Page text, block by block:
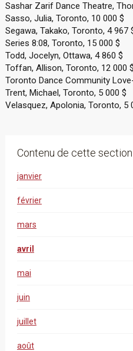
Sashar Zarif Dance Theatre,
Sasso, Julia, Toronto, 10 000 $
Segawa, Takako, Toronto, 4 967
Series 8:08, Toronto, 15 000 $
Todd, Jocelyn, Ottawa, 4 860 $
Toffan, Allison, Toronto, 12 000 $
Toronto Dance Community
Trent, Michael, Toronto, 5 000 $
Velasquez, Apolonia, Toronto, 5
Contenu de cette section
janvier
février
mars
avril
mai
juin
juillet
août